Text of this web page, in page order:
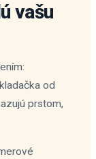
vašu
od
prstom,